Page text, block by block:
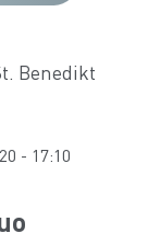
Benedikt
- 17:10